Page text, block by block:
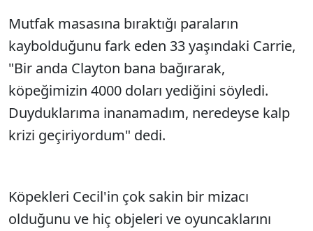
Mutfak masasına bıraktığı paraların
kaybolduğunu fark eden 33 yaşındaki Carrie,
"Bir anda Clayton bana bağırarak,
köpeğimizin 4000 doları yediğini söyledi.
Duyduklarıma inanamadım, neredeyse kalp
krizi geçiriyordum" dedi.
Köpekleri Cecil'in çok sakin bir mizacı
olduğunu ve hiç objeleri ve oyuncaklarını